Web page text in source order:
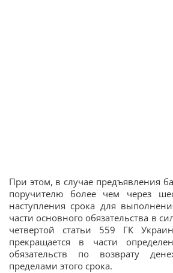
При этом, в случае предъявления
поручителю более чем через
наступления срока для
части основного обязательства в
четвертой статьи 559 ГК
прекращается в части
обязательств по возврату
пределами этого срока.